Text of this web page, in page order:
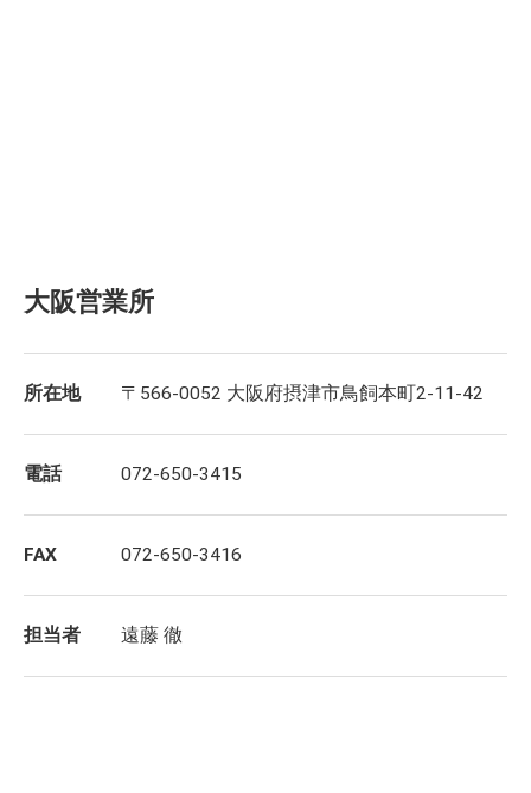
大阪営業所
所在地 〒566-0052 大阪府摂津市鳥飼本町2-11-42
電話 072-650-3415
FAX 072-650-3416
担当者 遠藤 徹